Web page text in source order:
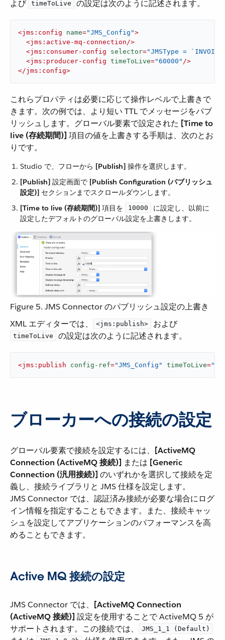
よび ​ timeToLive ​ の設定は次のように記述されます。
<jms:config name="JMS_Config">
<jms:active-mq-connection />
<jms:consumer-config selector="JMSType =
<jms:producer-config timeToLive="60000" />
</jms:config>
これらプロパティは必要に応じて操作レベルで上書きで
きます。次の例では、より短い TTL でメッセージをパブ
リッシュします。グローバル要素で設定された ​ [Time to
live (存続期間)] ​ 項目の値を上書きする手順は、次のとお
りです。
Studio で、フローから ​ [Publish] ​ 操作を選択します。
[Publish] ​ 設定画面で ​ [Publish Configuration (パブリッシュ
設定)] ​ セクションまでスクロールダウンします。
[Time to live (存続期間)] ​ 項目を ​ 10000
​ に設定し、以前に
設定したデフォルトのグローバル設定を上書きします。
Figure 5. JMS Connector のパブリッシュ設定の上書き
XML エディターでは、​
<jms:publish> ​ および ​
timeToLive ​ の設定は次のように記述されます。
<jms:publish config-ref="JMS_Config" timeToLive=
ブローカーへの接続の設定
グローバル要素で接続を設定するには、​ [ActiveMQ
Connection (ActiveMQ 接続)] ​ または ​ [Generic
Connection (汎用接続)] ​ のいずれかを選択して接続を定
義し、接続ライブラリと JMS 仕様を設定します。
JMS Connector では、認証済み接続が必要な場合にログ
イン情報を指定することもできます。また、接続キャッ
シュを設定してアプリケーションのパフォーマンスを高
めることもできます。
Active MQ 接続の設定
JMS Connector では、​ [ActiveMQ Connection
(ActiveMQ 接続)] ​ 設定を使用することで ActiveMQ 5 が
サポートされます。この接続では、​
JMS_1_1 (Default)